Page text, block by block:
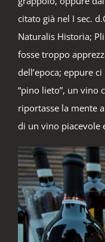
citato già nel I sec.
Naturalis Historia;
fosse troppo
dell’epoca; eppure
“pino lieto”, un vino
riportasse la mente
di un vino piacevole